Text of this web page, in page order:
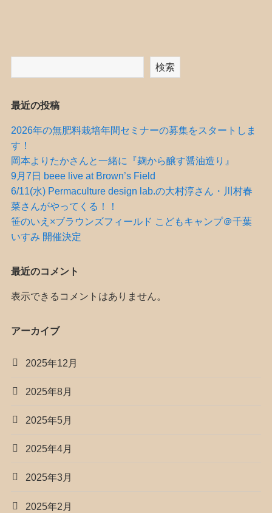
検索
最近の投稿
2026年の無肥料栽培年間セミナーの募集をスタートしま
す！
岡本よりたかさんと一緒に『麹から醸す醤油造り』
9月7日 beee live at Brown’s Field
6/11(水) Permaculture design lab.の大村淳さん・川村春
菜さんがやってくる！！
笹のいえ×ブラウンズフィールド こどもキャンプ＠千葉
いすみ 開催決定
最近のコメント
表示できるコメントはありません。
アーカイブ
2025年12月
2025年8月
2025年5月
2025年4月
2025年3月
2025年2月